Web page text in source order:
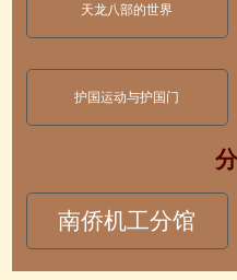
天龙八部的世界
护国运动与护国门
南侨机工分馆